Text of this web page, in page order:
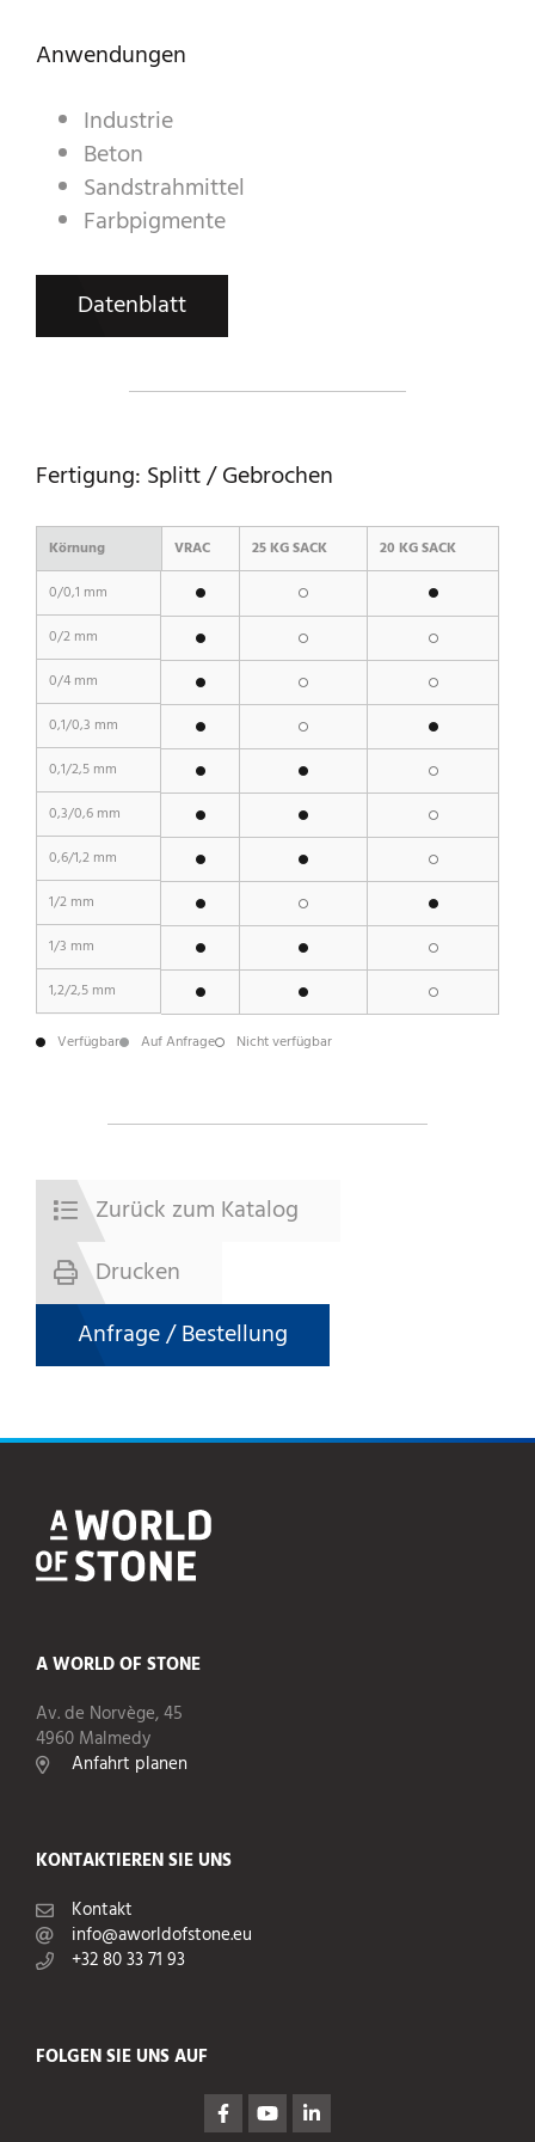
STONE-CUBE®
Anwendungen
Industrie
Beton
Sandstrahmittel
Farbpigmente
Datenblatt
Fertigung: Splitt / Gebrochen
Körnung VRAC 25 KG SACK
20 KG SACK
0/0,1 mm
0/2 mm
0/4 mm
0,1/0,3 mm
0,1/2,5 mm
0,3/0,6 mm
0,6/1,2 mm
1/2 mm
1/3 mm
1,2/2,5 mm
Verfügbar Auf Anfrage Nicht verfügbar
Zurück zum Katalog
Drucken
Anfrage / Bestellung
A WORLD OF STONE
Av. de Norvège, 45
4960 Malmedy
Anfahrt planen
KONTAKTIEREN SIE UNS
Kontakt
info@aworldofstone.eu
+32 80 33 71 93
FOLGEN SIE UNS AUF